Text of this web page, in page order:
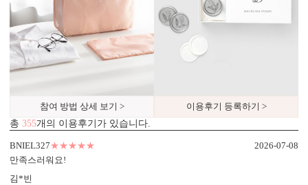
디자인형
신랑신부 이름, 예식일을 인쇄할
수 있습니다.
참여 방법 상세 보기 >
이용후기 등록하기 >
총 355개의 이용후기가 있습니다.
BNIEL327★★★★★
만족스러워요!
김*빈
2026-07-08